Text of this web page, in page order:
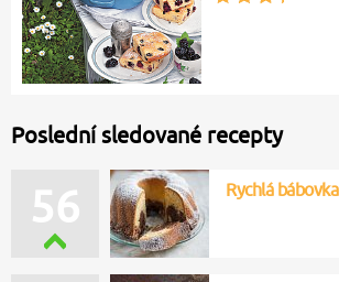
Poslední sledované recepty
56 Rychlá bábovka